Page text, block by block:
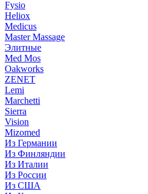
Fysio
Heliox
Medicus
Master Massage
Элитные
Med Mos
Oakworks
ZENET
Lemi
Marchetti
Sierra
Vision
Mizomed
Из Германии
Из Финляндии
Из Италии
Из России
Из США